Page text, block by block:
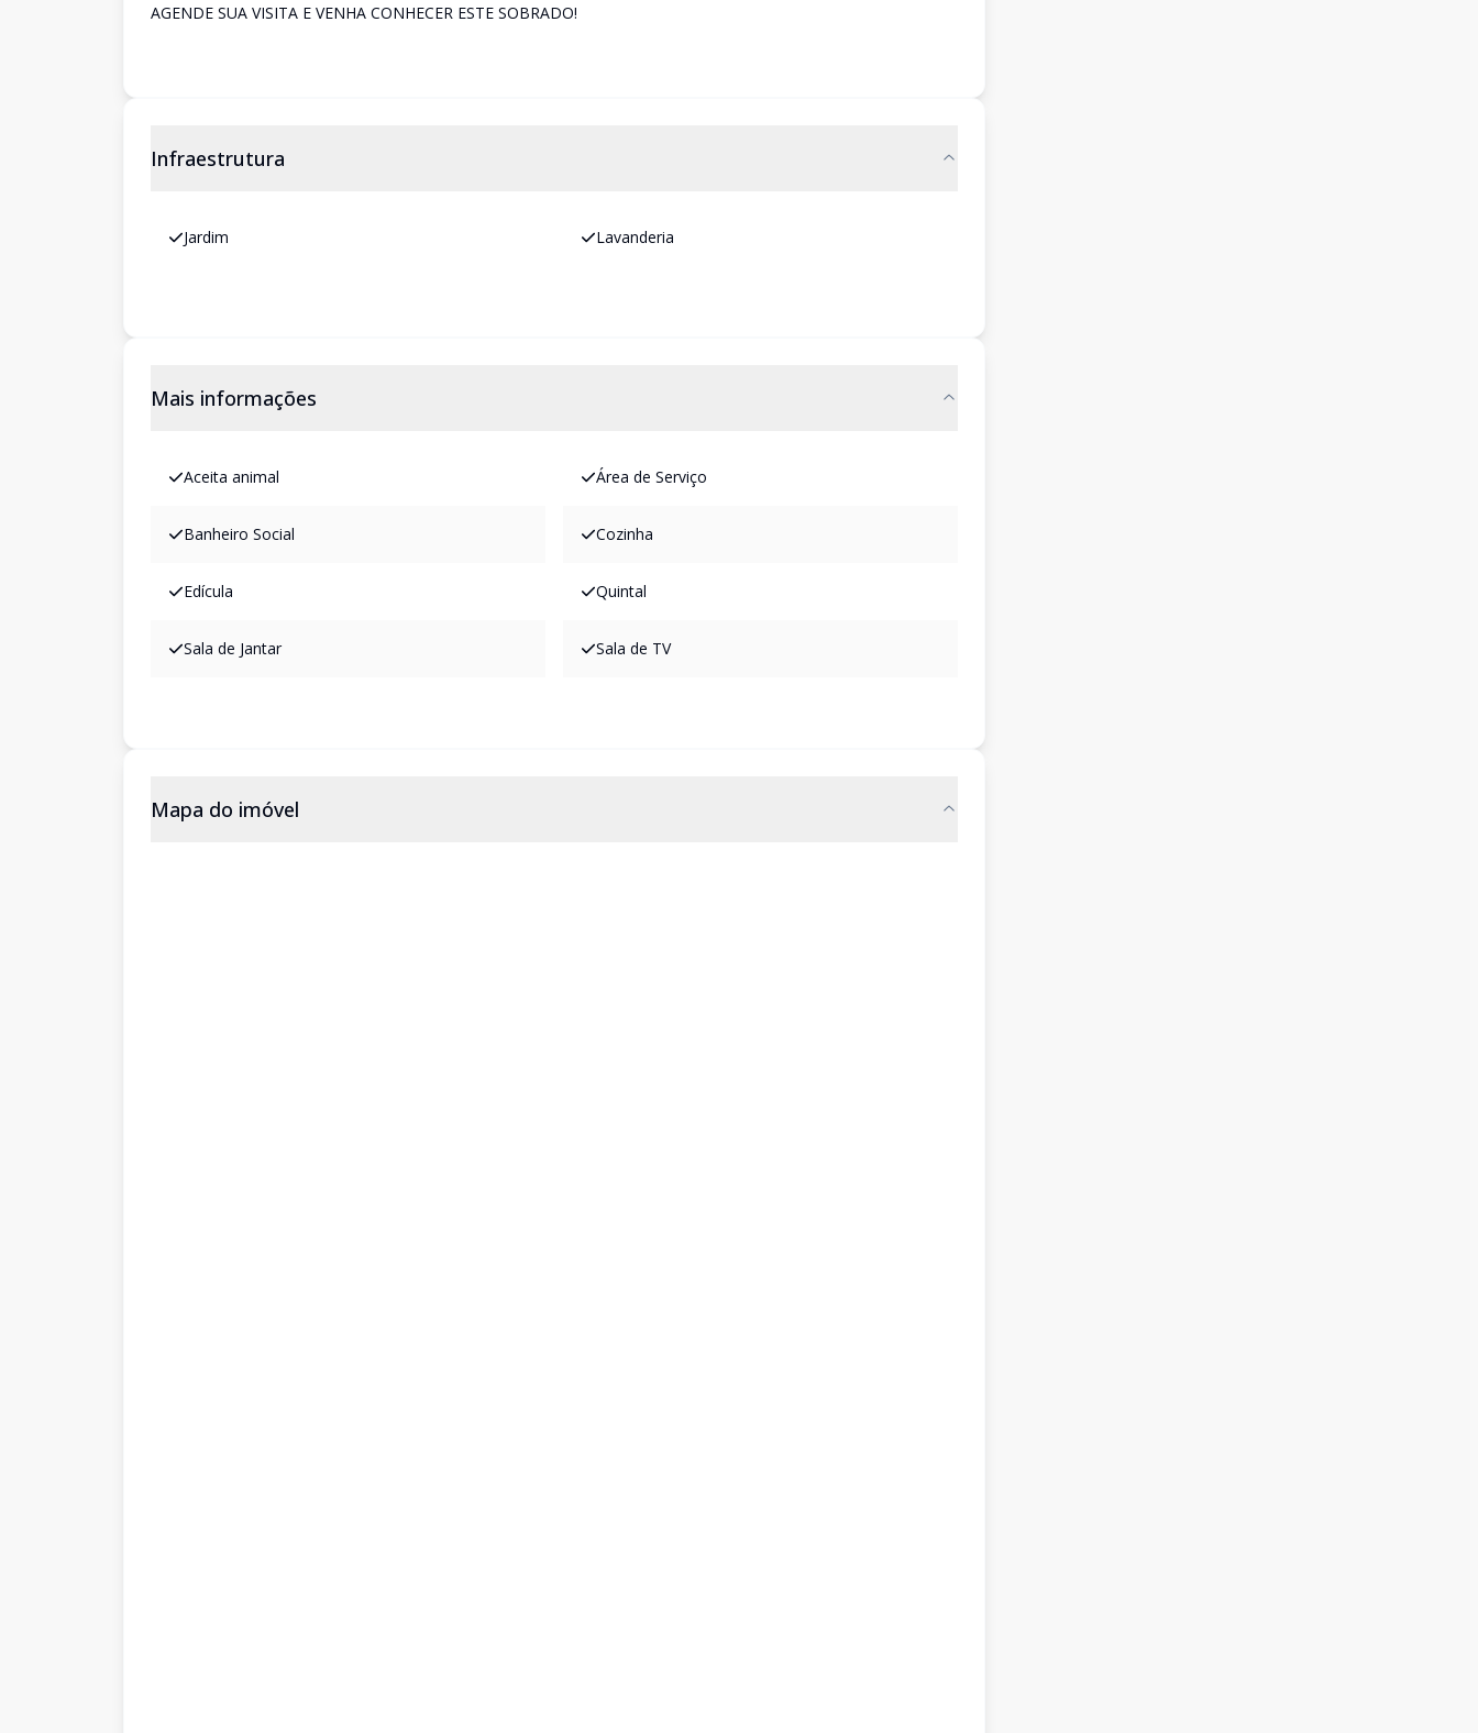
AGENDE SUA VISITA E VENHA CONHECER ESTE SOBRADO!
Infraestrutura
Jardim Lavanderia
Mais informações
Aceita animal Área de Serviço
Banheiro Social Cozinha
Edícula Quintal
Sala de Jantar Sala de TV
Mapa do imóvel